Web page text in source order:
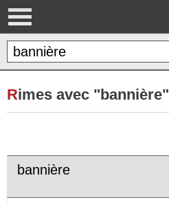
Rimes avec "bannière"
bannière